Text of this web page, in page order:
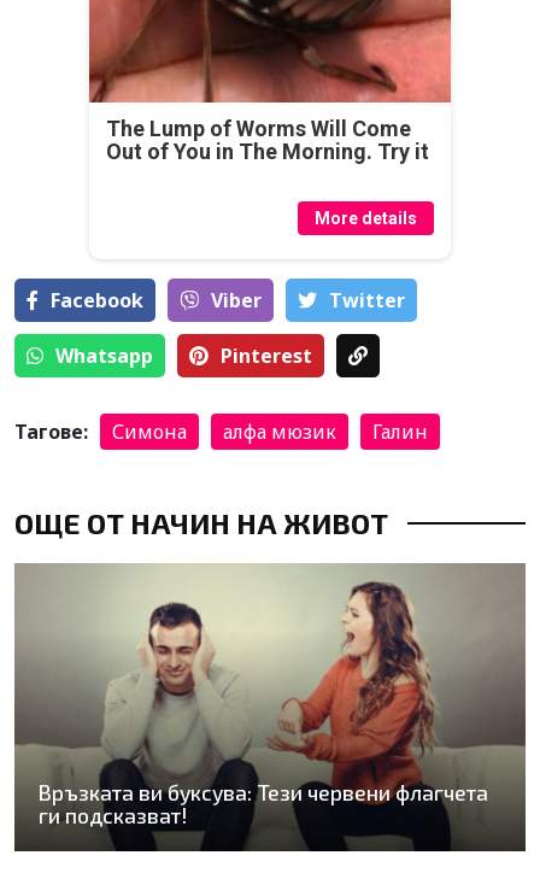
The Lump of Worms Will Come
Out of You in The Morning. Try it
More details
Facebook Viber Тwitter
Whatsapp Pinterest
Тагове: Симона алфа мюзик Галин
ОЩЕ ОТ НАЧИН НА ЖИВОТ
Връзката ви буксува: Тези червени флагчета
ги подсказват!